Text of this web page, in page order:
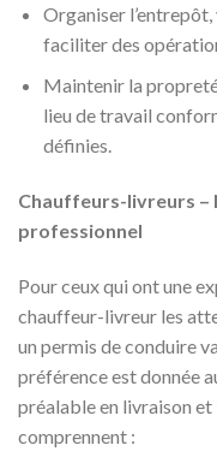
Organiser
faciliter des
Maintenir la
lieu de travail
définies.
Chauffeurs-livreurs –
professionnel
Pour ceux qui ont une
chauffeur-livreur les
un permis de conduire
préférence est donnée
préalable en livraison
comprennent :